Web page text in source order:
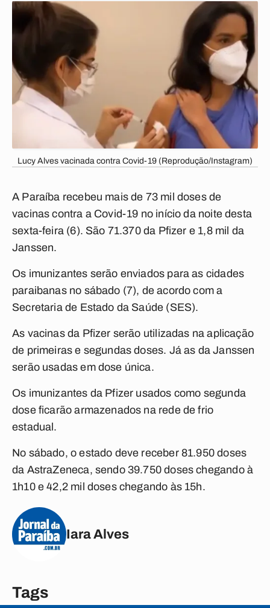
Lucy Alves vacinada contra Covid-19 (Reprodução/Instagram)
A Paraíba recebeu mais de 73 mil doses de
vacinas contra a Covid-19 no início da noite desta
sexta-feira (6). São 71.370 da Pfizer e 1,8 mil da
Janssen.
Os imunizantes serão enviados para as cidades
paraibanas no sábado (7), de acordo com a
Secretaria de Estado da Saúde (SES).
As vacinas da Pfizer serão utilizadas na aplicação
de primeiras e segundas doses. Já as da Janssen
serão usadas em dose única.
Os imunizantes da Pfizer usados como segunda
dose ficarão armazenados na rede de frio
estadual.
No sábado, o estado deve receber 81.950 doses
da AstraZeneca, sendo 39.750 doses chegando à
1h10 e 42,2 mil doses chegando às 15h.
Iara Alves
Tags